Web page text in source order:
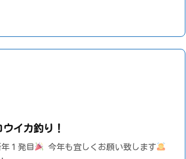
ウイカ釣り！
年１発目
今年も宜しくお願い致します